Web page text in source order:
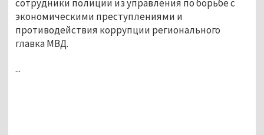
сотрудники полиции из управления по борьбе с
экономическими преступлениями и
противодействия коррупции регионального
главка МВД.
...